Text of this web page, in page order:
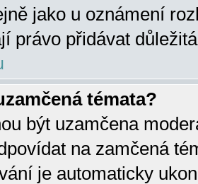
jako u oznámení
právo přidávat
témata?
být uzamčena
na zamčená
je automaticky